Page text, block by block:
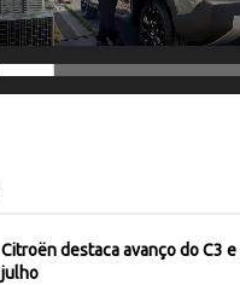
Citroën destaca avanço do C3
julho